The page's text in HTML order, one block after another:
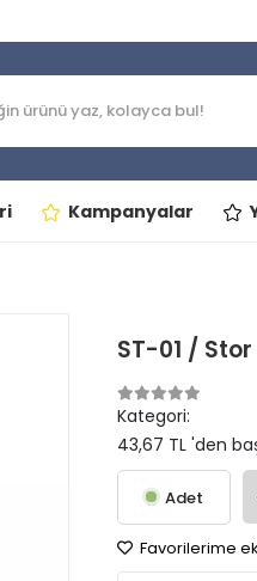
Kampanyalar
ST-01 /
Kategori:
43,67 TL 'den
Adet
Favorilerime